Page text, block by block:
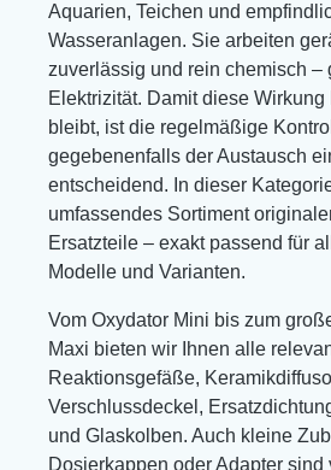
Aquarien, Teichen und
Wasseranlagen. Sie arbeiten
zuverlässig und rein chemisch –
Elektrizität. Damit diese
bleibt, ist die regelmäßige
gegebenenfalls der Austausch
entscheidend. In dieser
umfassendes Sortiment
Ersatzteile – exakt passend für
Modelle und Varianten.
Vom Oxydator Mini bis zum
Maxi bieten wir Ihnen alle
Reaktionsgefäße,
Verschlussdeckel,
und Glaskolben. Auch kleine
Dosierkappen oder Adapter sind